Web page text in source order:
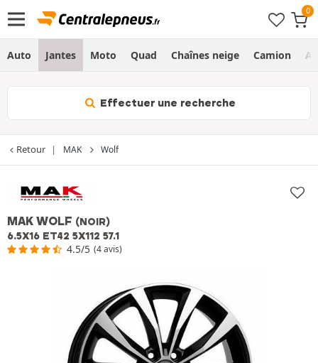
Auto Jantes Moto Quad Chaînes neige Camion
Effectuer une recherche
Retour MAK Wolf
MAK WOLF (NOIR)
6.5X16 ET42 5X112 57.1
4.5/5 (4 avis)